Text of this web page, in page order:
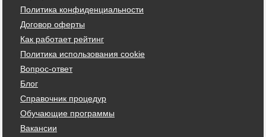
Политика конфиденциальности
Договор оферты
Как работает рейтинг
Политика использования cookie
Вопрос-ответ
Блог
Справочник процедур
Обучающие программы
Вакансии